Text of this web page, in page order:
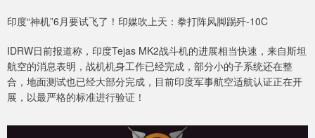
印度“神机”6月要试飞了！印媒吹上天：拳打阵风脚踢歼-10C
IDRW日前报道称，印度Tejas MK2战斗机的进展相当快速，来自斯坦
航空的消息表明，战机机身工作已经完成，部分小的子系统还在整
合，地面测试也已经大部分完成，目前印度军事航空适航认证正在开
展，以最严格的标准进行验证！